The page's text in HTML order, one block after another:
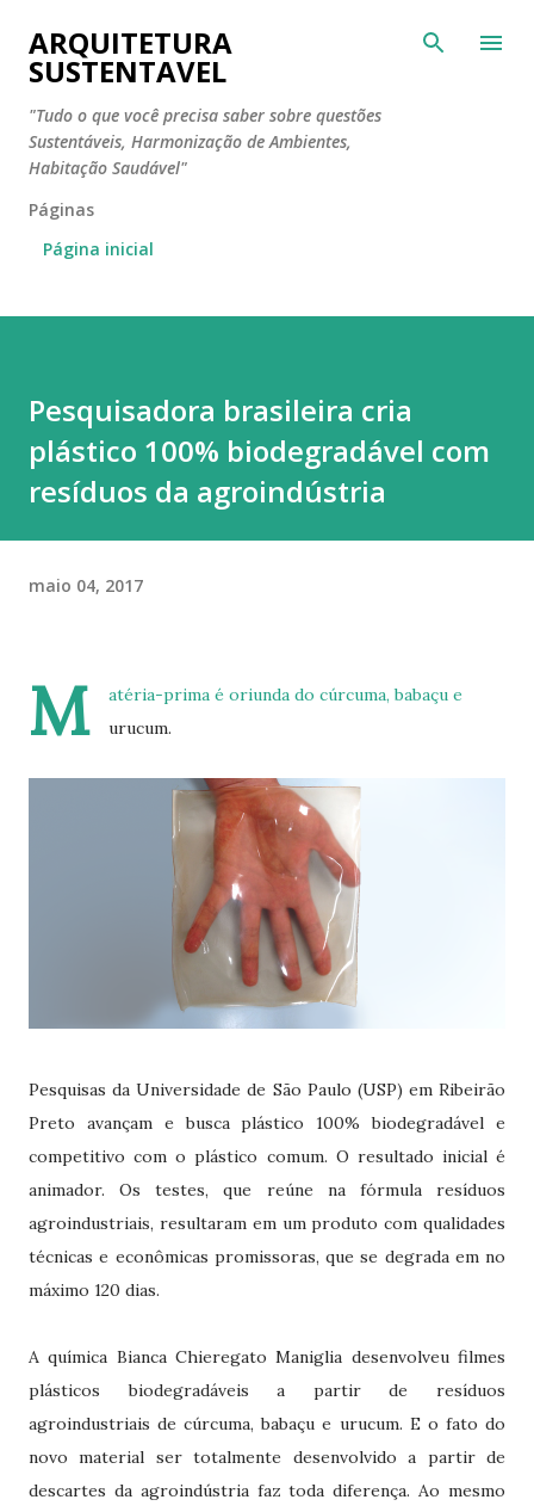
Pular para o conteúdo principal
ARQUITETURA
SUSTENTAVEL
"Tudo o que você precisa saber sobre questões
Sustentáveis, Harmonização de Ambientes,
Habitação Saudável"
Páginas
Página inicial
Pesquisadora brasileira cria
plástico 100% biodegradável com
resíduos da agroindústria
maio 04, 2017
M
atéria-prima é oriunda do cúrcuma, babaçu e
urucum.
Pesquisas da Universidade de São Paulo (USP) em Ribeirão
Preto avançam e busca plástico 100% biodegradável e
competitivo com o plástico comum. O resultado inicial é
animador. Os testes, que reúne na fórmula resíduos
agroindustriais, resultaram em um produto com qualidades
técnicas e econômicas promissoras, que se degrada em no
máximo 120 dias.
A química Bianca Chieregato Maniglia desenvolveu filmes
plásticos biodegradáveis a partir de resíduos
agroindustriais de cúrcuma, babaçu e urucum. E o fato do
novo material ser totalmente desenvolvido a partir de
descartes da agroindústria faz toda diferença. Ao mesmo